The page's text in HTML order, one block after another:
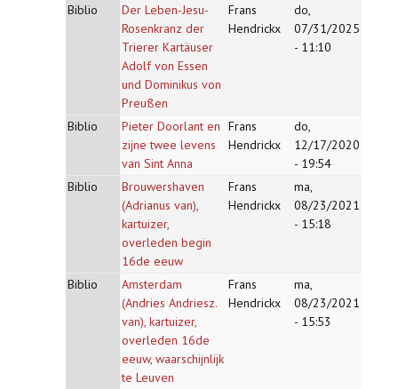
Biblio
Der Leben-Jesu-
Rosenkranz der
Trierer Kartäuser
Adolf von Essen
und Dominikus von
Preußen
Frans
Hendrickx
do,
07/31/2025
- 11:10
Biblio
Pieter Doorlant en
zijne twee levens
van Sint Anna
Frans
Hendrickx
do,
12/17/2020
- 19:54
Biblio
Brouwershaven
(Adrianus van),
kartuizer,
overleden begin
16de eeuw
Frans
Hendrickx
ma,
08/23/2021
- 15:18
Biblio
Amsterdam
(Andries Andriesz.
van), kartuizer,
overleden 16de
eeuw, waarschijnlijk
te Leuven
Frans
Hendrickx
ma,
08/23/2021
- 15:53